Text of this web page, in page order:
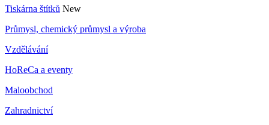
Tiskárna štítků New
Průmysl, chemický průmysl a výroba
Vzdělávání
HoReCa a eventy
Maloobchod
Zahradnictví